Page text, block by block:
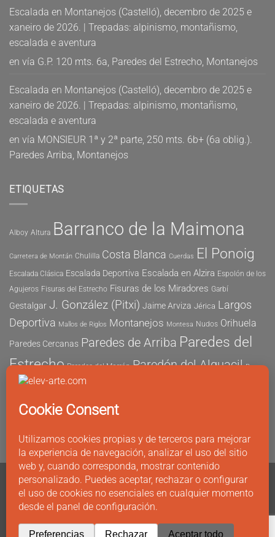
Escalada en Montanejos (Castelló), decembro de 2025 e
xaneiro de 2026. | Trepadas: alpinismo, montañismo,
escalada e aventura
en vía G.P. 120 mts. 6a, Paredes del Estrecho, Montanejos
Escalada en Montanejos (Castelló), decembro de 2025 e
xaneiro de 2026. | Trepadas: alpinismo, montañismo,
escalada e aventura
en vía MONSIEUR 1ª y 2ª parte, 250 mts. 6b+ (6a oblig.).
Paredes Arriba, Montanejos
ETIQUETAS
Alboy Altura Barranco de la Maimona
Carretera de Montán Chulilla Costa Blanca Cuerdas El Ponoig
Escalada Clásica Escalada Deportiva Escalada en Alzira Espolón de los
Agujeros Fisuras del Estrecho Fisuras de los Miradores Garbí
Gestalgar J. González (Pitxi) Jaime Arviza Jérica Largos
Deportiva Mallos de Riglos Montanejos Montesa Nudos Orihuela
Paredes Cercanas Paredes de Arriba Paredes del
Estrecho Paredes del Morrón Paredón del Alguacil Pau
Peña María Peñón de Ifach
Este Sector Sur Sector Tubo Seguridad
Fuertes Álvaro Vernich
CONTACTO